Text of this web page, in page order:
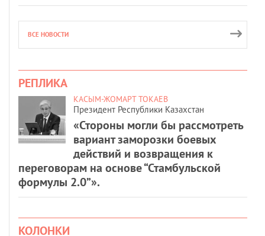
ВСЕ НОВОСТИ
РЕПЛИКА
КАСЫМ-ЖОМАРТ ТОКАЕВ
Президент Республики Казахстан
«Стороны могли бы рассмотреть
вариант заморозки боевых
действий и возвращения к
переговорам на основе “Стамбульской
формулы 2.0”».
КОЛОНКИ